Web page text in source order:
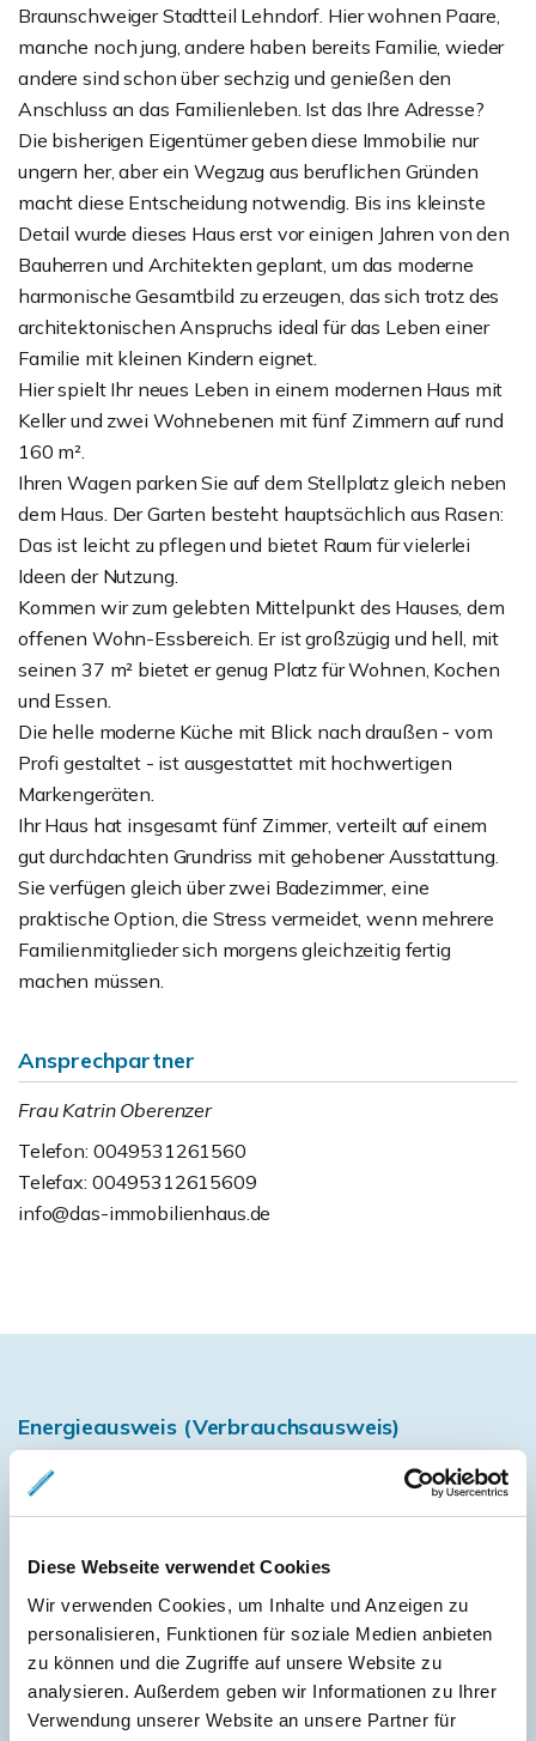
Diese Webseite verwendet Cookies
Wir verwenden Cookies, um Inhalte und Anzeigen zu
personalisieren, Funktionen für soziale Medien anbieten
zu können und die Zugriffe auf unsere Website zu
analysieren. Außerdem geben wir Informationen zu Ihrer
Verwendung unserer Website an unsere Partner für
Braunschweiger Stadtteil Lehndorf. Hier wohnen Paare,
manche noch jung, andere haben bereits Familie, wieder
andere sind schon über sechzig und genießen den
Anschluss an das Familienleben. Ist das Ihre Adresse?
Die bisherigen Eigentümer geben diese Immobilie nur
ungern her, aber ein Wegzug aus beruflichen Gründen
macht diese Entscheidung notwendig. Bis ins kleinste
Detail wurde dieses Haus erst vor einigen Jahren von den
Bauherren und Architekten geplant, um das moderne
harmonische Gesamtbild zu erzeugen, das sich trotz des
architektonischen Anspruchs ideal für das Leben einer
Familie mit kleinen Kindern eignet.
Hier spielt Ihr neues Leben in einem modernen Haus mit
Keller und zwei Wohnebenen mit fünf Zimmern auf rund
160 m².
Ihren Wagen parken Sie auf dem Stellplatz gleich neben
dem Haus. Der Garten besteht hauptsächlich aus Rasen:
Das ist leicht zu pflegen und bietet Raum für vielerlei
Ideen der Nutzung.
Kommen wir zum gelebten Mittelpunkt des Hauses, dem
offenen Wohn-Essbereich. Er ist großzügig und hell, mit
seinen 37 m² bietet er genug Platz für Wohnen, Kochen
und Essen.
Die helle moderne Küche mit Blick nach draußen - vom
Profi gestaltet - ist ausgestattet mit hochwertigen
Markengeräten.
Ihr Haus hat insgesamt fünf Zimmer, verteilt auf einem
gut durchdachten Grundriss mit gehobener Ausstattung.
Sie verfügen gleich über zwei Badezimmer, eine
praktische Option, die Stress vermeidet, wenn mehrere
Familienmitglieder sich morgens gleichzeitig fertig
machen müssen.
Ansprechpartner
Frau Katrin Oberenzer
Telefon: 0049531261560
Telefax: 00495312615609
info@das-immobilienhaus.de
Energieausweis (Verbrauchsausweis)
73,60 kWh / (m²*a)
Weitere Informationen